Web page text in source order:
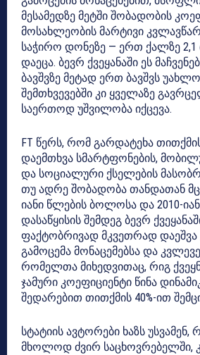
მესამედზე მეტში შობადობის
მოსახლეობის მარტივი
საჭირო დონეზე — ერთ ქალზე 2,1
დაეცა. ბევრ ქვეყანაში ეს
ბავშვზე მეტად ერთ ბავშვს
შემთხვევებში კი ყველაზე
საერთოდ უშვილობა იქცევა.
FT წერს, რომ გარდატეხა
დაემთხვა სმარტფონების,
და სოციალური ქსელების
თუ ადრე შობადობა თანდათან
იანი წლების ბოლოსა და 2010-
დასაწყისის შემდეგ ბევრ
ფაქტობრივად მკვეთრად დაეშვა
გამოცემა მონაცემებსა და
რომელთა მიხედვითაც, რიგ
ჯამური კოეფიციენტი წინა
შედარებით თითქმის 40%-ით
სტატიის ავტორები ხაზს უსვამენ,
მხოლოდ ძვირ საცხოვრებელში,